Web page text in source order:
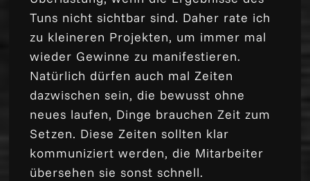
Tuns nicht sichtbar sind. Daher rate ich
zu kleineren Projekten, um immer mal
wieder Gewinne zu manifestieren.
Natürlich dürfen auch mal Zeiten
dazwischen sein, die bewusst ohne
neues laufen, Dinge brauchen Zeit zum
Setzen. Diese Zeiten sollten klar
kommuniziert werden, die Mitarbeiter
übersehen sie sonst schnell.